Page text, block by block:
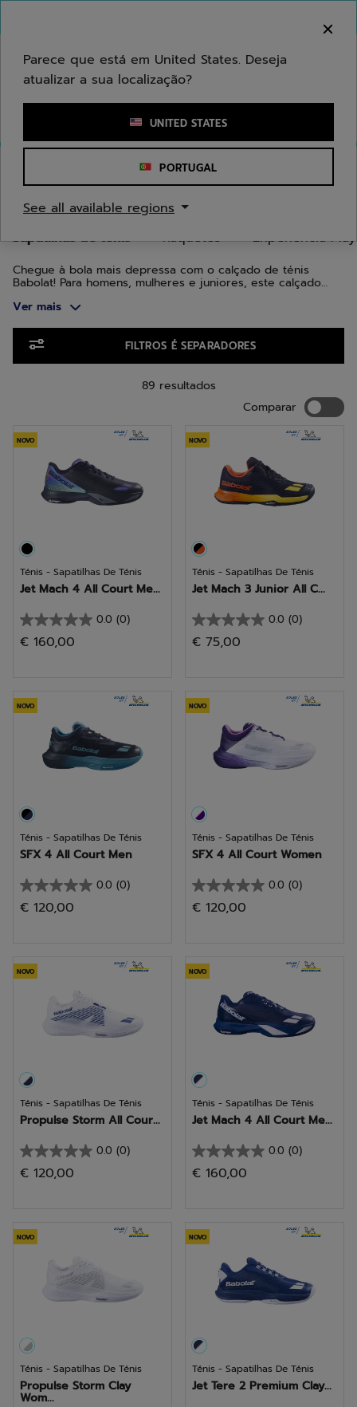
Introduzir uma palavra-chave ou um número de artigo
Sapatilhas de ténis
SAPATILHAS DE TÉNIS
Raquetes Experiência
Sapatilhas de ténis
Chegue à bola mais depressa com o calçado de ténis
Babolat! Para homens, mulheres e juniores, este calçado
várias gamas para se adaptarem à forma do seu pé e ao
Ver mais
FILTROS É SEPARADORES
89 resultados
Comparar
NOVO
Ténis - Sapatilhas De Ténis
Jet Mach 4 All Court Me...
0.0 (0)
0.0
em
€ 160,00
NOVO
Ténis - Sapatilhas De Ténis
Jet Mach 3 Junior All C...
0.0 (0)
0.0
em
€ 75,00
NOVO
Ténis - Sapatilhas De Ténis
SFX 4 All Court Men
0.0 (0)
0.0
em
€ 120,00
NOVO
Ténis - Sapatilhas De Ténis
SFX 4 All Court Women
0.0 (0)
0.0
em
€ 120,00
NOVO
Ténis - Sapatilhas De Ténis
Propulse Storm All Cour...
0.0 (0)
0.0
em
€ 120,00
NOVO
Ténis - Sapatilhas De Ténis
Jet Mach 4 All Court Me...
0.0 (0)
0.0
em
€ 160,00
NOVO
Ténis - Sapatilhas De Ténis
Propulse Storm Clay
Wom...
NOVO
Ténis - Sapatilhas De Ténis
Jet Tere 2 Premium Clay...
Parece que está em United States. Deseja
atualizar a sua localização?
UNITED STATES
PORTUGAL
See all available regions